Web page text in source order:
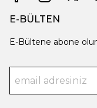
E-BÜLTEN
E-Bültene abone